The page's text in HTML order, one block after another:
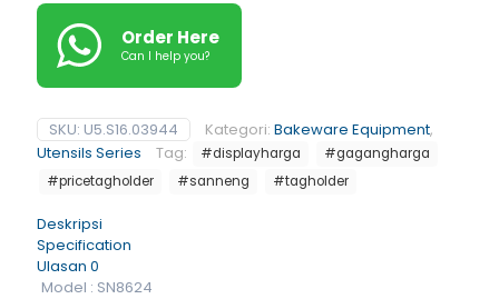
Order Here
Can I help you?
SKU: U5.S16.03944 Kategori: Bakeware Equipment,
Utensils Series
Tag: #displayharga
#gagangharga
#pricetagholder
#sanneng #tagholder
Deskripsi
Specification
Ulasan 0
Model : SN8624